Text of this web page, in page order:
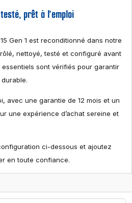
prêt à l’emploi
Gen 1 est reconditionné dans notre
nettoyé, testé et configuré avant
sont vérifiés pour garantir
avec une garantie de 12 mois et un
une expérience d’achat sereine et
ci-dessous et ajoutez
en toute confiance.